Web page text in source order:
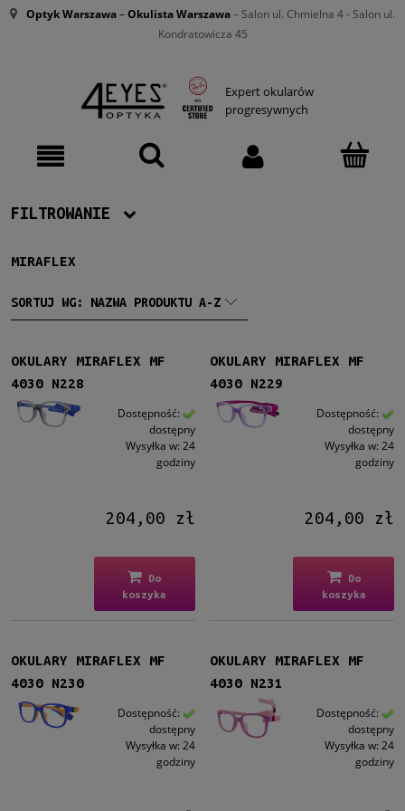
Optyk Warszawa–Okulista Warszawa– Salon ul. Chmielna 4 - Salon ul.
Kondratowicza 45
Expert okularów
progresywnych
FILTROWANIE
Producent
Miraflex (4)
Dziecko (4)
Kształt
Prostokątne
Rodzaj
Pełne(4)
MIRAFLEX
SORTUJ WG: NAZWA PRODUKTU A-Z
OKULARY MIRAFLEX MF
4030 N228
Dostępność:
dostępny
Wysyłka w: 24
godziny
204,00 zł
Do
koszyka
OKULARY MIRAFLEX MF
4030 N229
Dostępność:
dostępny
Wysyłka w: 24
godziny
204,00 zł
Do
koszyka
OKULARY MIRAFLEX MF
4030 N230
Dostępność:
dostępny
Wysyłka w: 24
godziny
OKULARY MIRAFLEX MF
4030 N231
Dostępność:
dostępny
Wysyłka w: 24
godziny